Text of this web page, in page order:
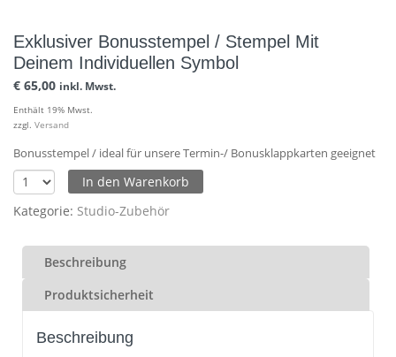
Exklusiver Bonusstempel / Stempel Mit
Deinem Individuellen Symbol
€ 65,00 inkl. Mwst.
Enthält 19% Mwst.
zzgl. Versand
Bonusstempel / ideal für unsere Termin-/ Bonusklappkarten geeignet
In den Warenkorb
Kategorie: Studio-Zubehör
Beschreibung
Produktsicherheit
Beschreibung